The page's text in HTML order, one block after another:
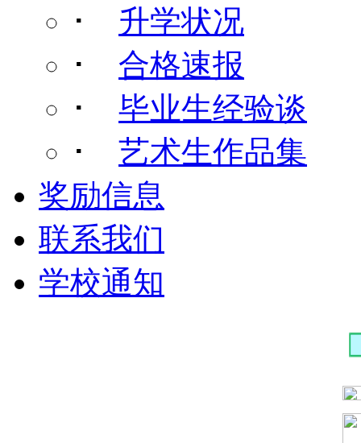
･ 升学状况
･ 合格速报
･ 毕业生经验谈
･ 艺术生作品集
奖励信息
联系我们
学校通知